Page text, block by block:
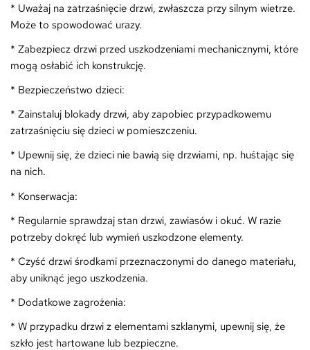
* Uważaj na zatrzaśnięcie drzwi, zwłaszcza przy silnym wietrze.
Może to spowodować urazy.
* Zabezpiecz drzwi przed uszkodzeniami mechanicznymi, które
mogą osłabić ich konstrukcję.
* Bezpieczeństwo dzieci:
* Zainstaluj blokady drzwi, aby zapobiec przypadkowemu
zatrzaśnięciu się dzieci w pomieszczeniu.
* Upewnij się, że dzieci nie bawią się drzwiami, np. huśtając się
na nich.
* Konserwacja:
* Regularnie sprawdzaj stan drzwi, zawiasów i okuć. W razie
potrzeby dokręć lub wymień uszkodzone elementy.
* Czyść drzwi środkami przeznaczonymi do danego materiału,
aby uniknąć jego uszkodzenia.
* Dodatkowe zagrożenia:
* W przypadku drzwi z elementami szklanymi, upewnij się, że
szkło jest hartowane lub bezpieczne.